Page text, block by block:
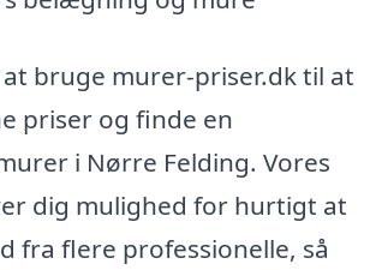
bruge murer-priser.dk til at
priser og finde en
i Nørre Felding. Vores
dig mulighed for hurtigt at
fra flere professionelle, så